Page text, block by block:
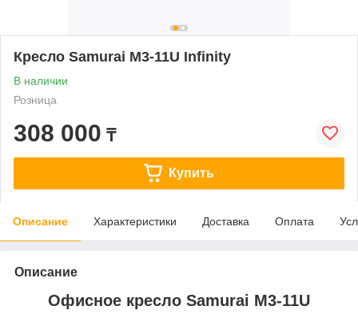
Кресло Samurai M3-11U Infinity
В наличии
Розница
308 000 ₸
Купить
Описание Характеристики Доставка Оплата
Описание
Офисное кресло Samurai M3-11U